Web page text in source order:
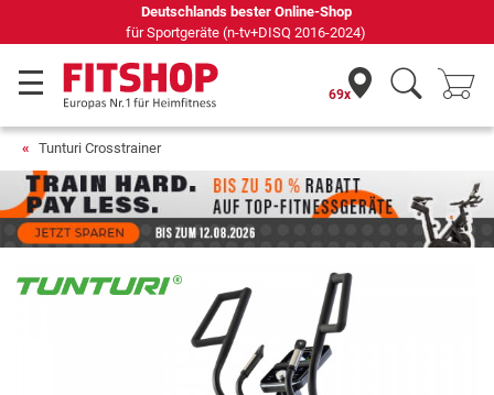
Seit 42 Jahren Ihr Experte für Heimfitness
69x
Tunturi Crosstrainer